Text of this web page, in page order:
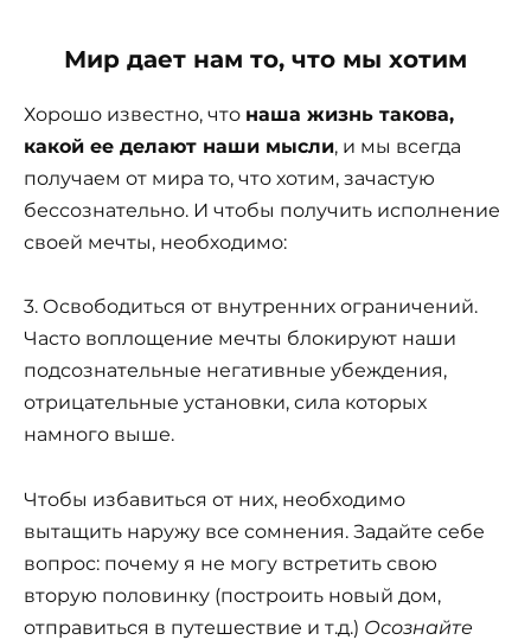
Мир дает нам то, что мы хотим
Хорошо известно, что наша жизнь такова,
какой ее делают наши мысли, и мы всегда
получаем от мира то, что хотим, зачастую
бессознательно. И чтобы получить исполнение
своей мечты, необходимо:
3. Освободиться от внутренних ограничений.
Часто воплощение мечты блокируют наши
подсознательные негативные убеждения,
отрицательные установки, сила которых
намного выше.
Чтобы избавиться от них, необходимо
вытащить наружу все сомнения. Задайте себе
вопрос: почему я не могу встретить свою
вторую половинку (построить новый дом,
отправиться в путешествие и т.д.) Осознайте